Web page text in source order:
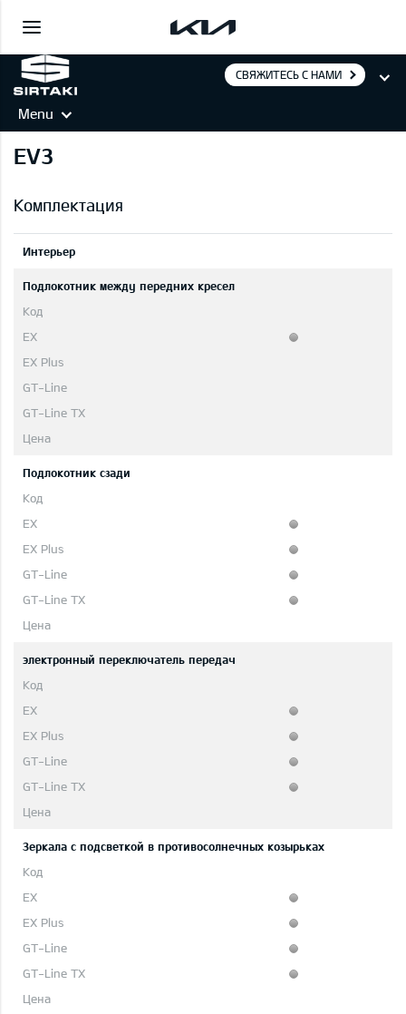
СВЯЖИТЕСЬ С НАМИ
Menu
EV3
Комплектация
Интерьер
Подлокотник между передних кресел
Подлокотник сзади
электронный переключатель передач
Зеркала с подсветкой в противосолнечных козырьках